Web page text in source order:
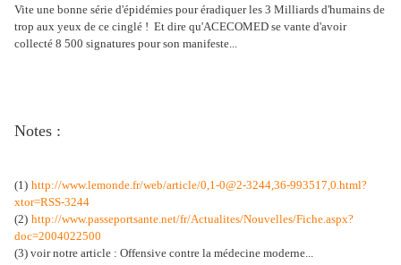
Vite une bonne série d'épidémies pour éradiquer les 3 Milliards d'humains de
trop aux yeux de ce cinglé ! Et dire qu'ACECOMED se vante d'avoir
collecté 8 500 signatures pour son manifeste...
Notes :
(1) http://www.lemonde.fr/web/article/0,1-0@2-3244,36-993517,0.html?
xtor=RSS-3244
(2) http://www.passeportsante.net/fr/Actualites/Nouvelles/Fiche.aspx?
doc=2004022500
(3) voir notre article : Offensive contre la médecine moderne...